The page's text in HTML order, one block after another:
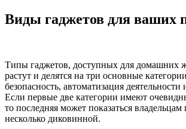
Виды гаджетов для ваших
Типы гаджетов, доступных для домашних
растут и делятся на три основные
безопасность, автоматизация деятельности
Если первые две категории имеют
то последняя может показаться
несколько диковинной.